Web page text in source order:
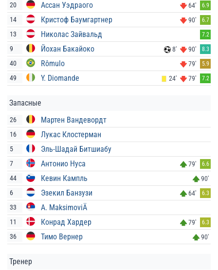
20 Ассан Уэдраого 64' 6.9
14 Кристоф Баумгартнер 90' 6.7
13 Николас Зайвальд 7.2
9 Йохан Бакайоко 8' 90' 8.3
40 Rômulo 79' 5.9
49 Y. Diomande 24' 79' 7.2
Запасные
26 Мартен Вандевордт
16 Лукас Клостерман
5 Эль-Шадай Битшиабу
7 Антонио Нуса 79' 6.6
44 Кевин Кампль
90'
6
Эзекил Банзузи 64' 6.3
33 A. MaksimoviÄ
11 Конрад Хардер 79' 6.3
36 Тимо Вернер 90'
Тренер